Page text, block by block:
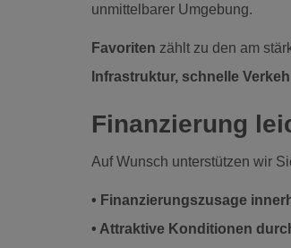
unmittelbarer Umgebung.
Favoriten zählt zu den am
Infrastruktur, schnelle
Finanzierung
Auf Wunsch unterstützen wir
• Finanzierungszusage
• Attraktive Konditionen